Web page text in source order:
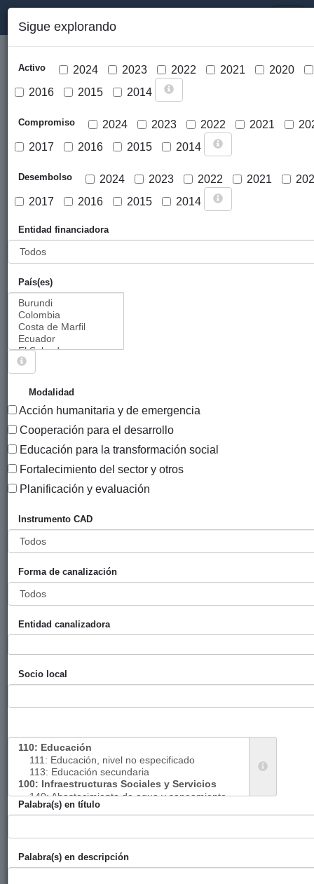
Cargar mapa
Sigue explorando
Activo 2024 2023 2022 2021
2020
2016
2015 2014
Compromiso 2024 2023 2022 2021
2017
2016 2015 2014
Desembolso 2024 2023 2022 2021
2017
2016 2015 2014
Entidad financiadora
País(es)
Modalidad
Acción humanitaria y de emergencia
Cooperación para el desarrollo
Educación para la transformación social
Fortalecimiento del sector y otros
Planificación y evaluación
Instrumento CAD
Forma de canalización
Entidad canalizadora
Socio local
Palabra(s) en título
Palabra(s) en descripción
PROYECTOS QUE TIENEN EL INSTRUMENTO
"CONVOCATORIA PARA LA FINANCIACIÓN DE
PROYECTOS DE COOPERACIÓN AL DESARROLLO
DE CARÁCTER PLURIANUAL EN PAÍSES EN VÍAS
DE DESARROLLO A TRAVÉS DE ENTIDADES SIN
ÁNIMO DE LUCRO".
80 PROYECTOS
Título
financiadora
canalizadora
inicio
"MPORE
Prevención,
reinserción de
niñas en
situaciones de
Fase II
(Plurianual,
año 1/3)
Contribuyendo
a la vida en
mujeres mayas
en Guatemala
(Plurianual,
Diputación
Setem Hego
2017